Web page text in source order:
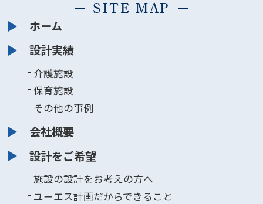
SITE MAP
ホーム
設計実績
介護施設
保育施設
その他の事例
会社概要
設計をご希望
施設の設計をお考えの方へ
ユーエス計画だからできること